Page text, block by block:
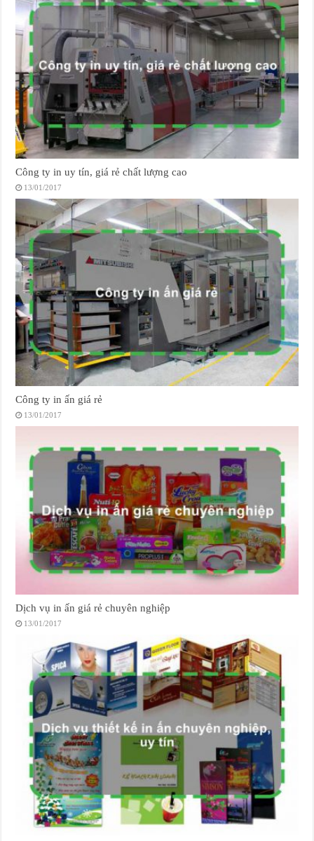
Công ty in uy tín, giá rẻ chất lượng cao
13/01/2017
Công ty in ấn giá rẻ
13/01/2017
Dịch vụ in ấn giá rẻ chuyên nghiệp
13/01/2017